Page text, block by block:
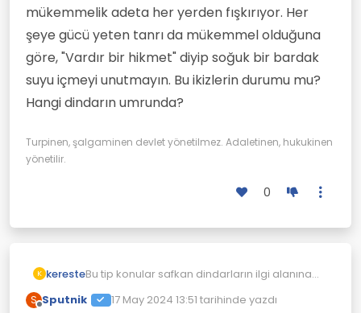
mükemmelik adeta her yerden fışkırıyor. Her
şeye gücü yeten tanrı da mükemmel olduğuna
göre, "Vardır bir hikmet" diyip soğuk bir bardak
suyu içmeyi unutmayın. Bu ikizlerin durumu mu?
Hangi dindarın umrunda?
Turpinen, şalgaminen devlet yönetilmez. Adaletinen, hukukinen
yönetilir.
0
K keresteBu tip konular safkan dindarların ilgi alanına
diyerek, unutup giderler. Çünkü onlara göre
S Sputnik 17 May 2024 13:51 tarihinde yazdı
Son düzenleyen: